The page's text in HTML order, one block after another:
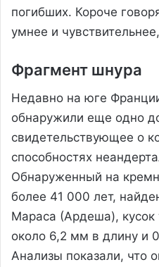
погибших. Короче
умнее и
Фрагмент шнура
Недавно на юге
обнаружили еще одно
свидетельствующее о
способностях
Обнаруженный на
более 41 000 лет,
Мараса (Ардеша), кусок
около 6,2 мм в длину и
Анализы показали, что